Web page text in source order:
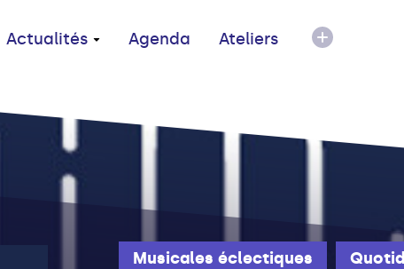
Actualités Agenda Ateliers
Musicales éclectiques